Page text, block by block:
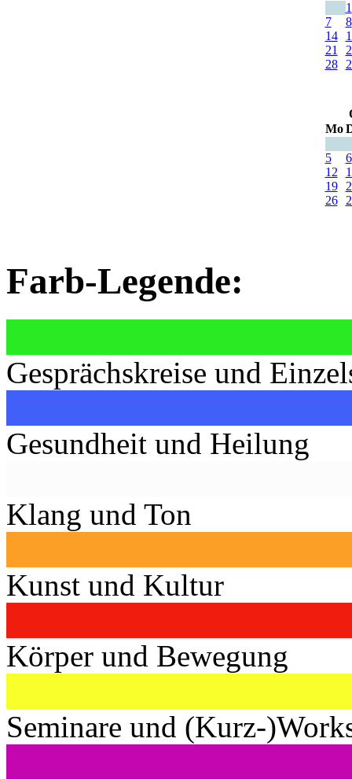
1
7
8
14
21
28
Mo
5
6
12
19
26
Farb-Legende:
Gesprächskreise und
Gesundheit und Heilung
Klang und Ton
Kunst und Kultur
Körper und Bewegung
Seminare und (Kurz-